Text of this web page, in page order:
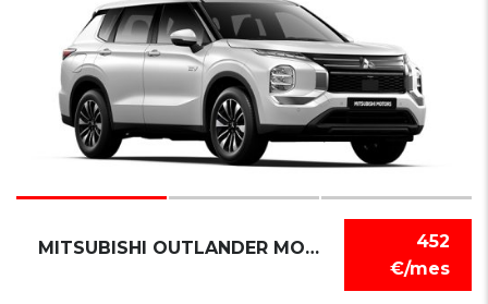
452
€/mes
MITSUBISHI OUTLANDER MOTION